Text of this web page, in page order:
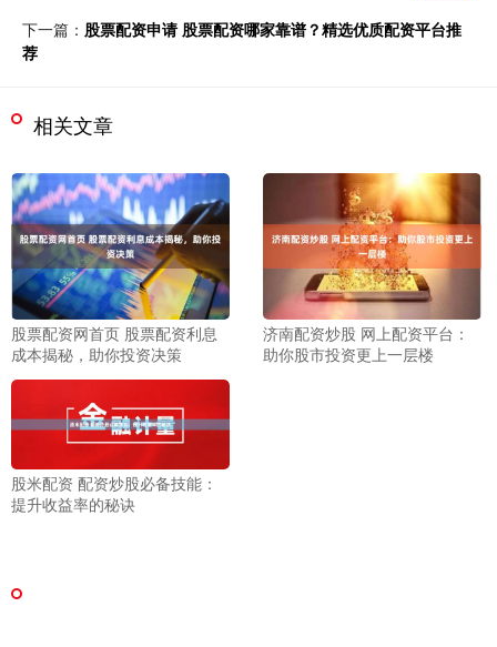
下一篇： 股票配资申请 股票配资哪家靠谱？精选优质配资平台推
荐
相关文章
股票配资网首页 股票配资利息
成本揭秘，助你投资决策
济南配资炒股 网上配资平台：
助你股市投资更上一层楼
股米配资 配资炒股必备技能：
提升收益率的秘诀